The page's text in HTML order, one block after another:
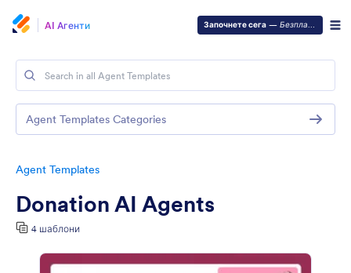
AI Агенти Започнете сега — Безплатно е!
Agent Templates
Donation AI Agents
4 шаблони
Agent Templates Categories